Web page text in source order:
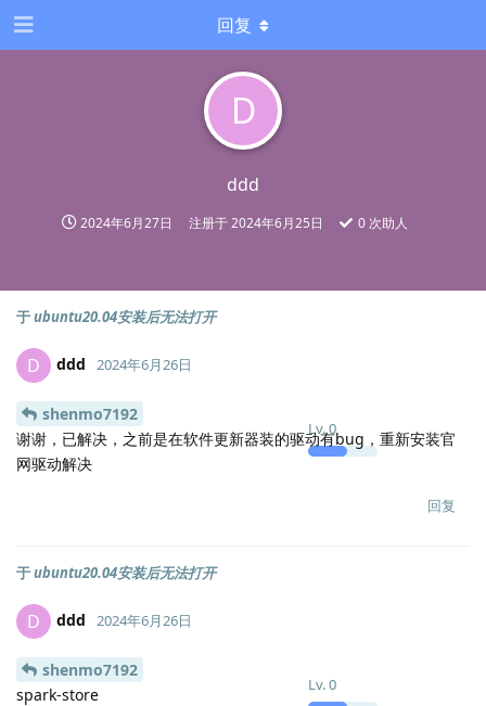
D
ddd
2024年6月27日 注册于2024年6月25日 0 次助人
回复
于ubuntu20.04安装后无法打开
D ddd
Lv.0
2024年6月26日
shenmo7192
谢谢，已解决，之前是在软件更新器装的驱动有bug，重新安装官
网驱动解决
回复
于ubuntu20.04安装后无法打开
D ddd
Lv.0
2024年6月26日
shenmo7192
spark-store